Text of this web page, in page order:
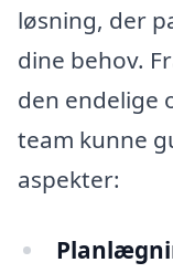
løsning, der
dine behov.
den endelige
team kunne
aspekter: